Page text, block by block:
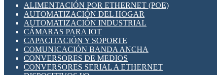
SENSORES INDUCTIVOS
TEMPORIZADORES
VARIACS
VARIADORES DE FRECUENCIA [VDF]
SECCIONADORES - INTERRUPTORES
MAQUINARIA
HERRAMIENTAS VARIAS
ILUMINACIÓN LED
INTERRUPTORES REED
INTERFACES DE RELÉ
OTROS RELÉS
PROTECCIÓN TÉRMICA
RELÉS AUTOMOTRICES
RELÉS DE SEÑAL
ALIMENTACIÓN POR ETHERNET (POE)
AUTOMATIZACIÓN DEL HOGAR
AUTOMATIZACIÓN INDUSTRIAL
CÁMARAS PARA IOT
CAPACITACIÓN Y SOPORTE
COMUNICACIÓN BANDA ANCHA
CONVERSORES DE MEDIOS
CONVERSORES SERIAL A ETHERNET